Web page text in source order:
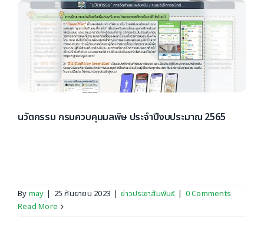
นวัตกรรม กรมควบคุมมลพิษ ประจําปีงบประมาณ 2565
By may | 25 กันยายน 2023 | ข่าวประชาสัมพันธ์ | 0 Comments
Read More